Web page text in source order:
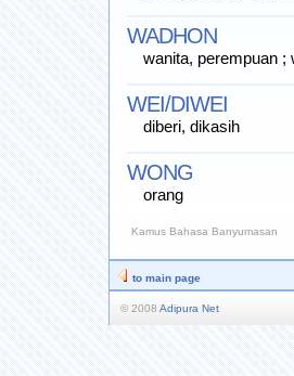
WADHON
wanita, perempuan ;
WEI/DIWEI
diberi, dikasih
WONG
orang
Kamus Bahasa Banyumasan
to main page
© 2008 Adipura Net